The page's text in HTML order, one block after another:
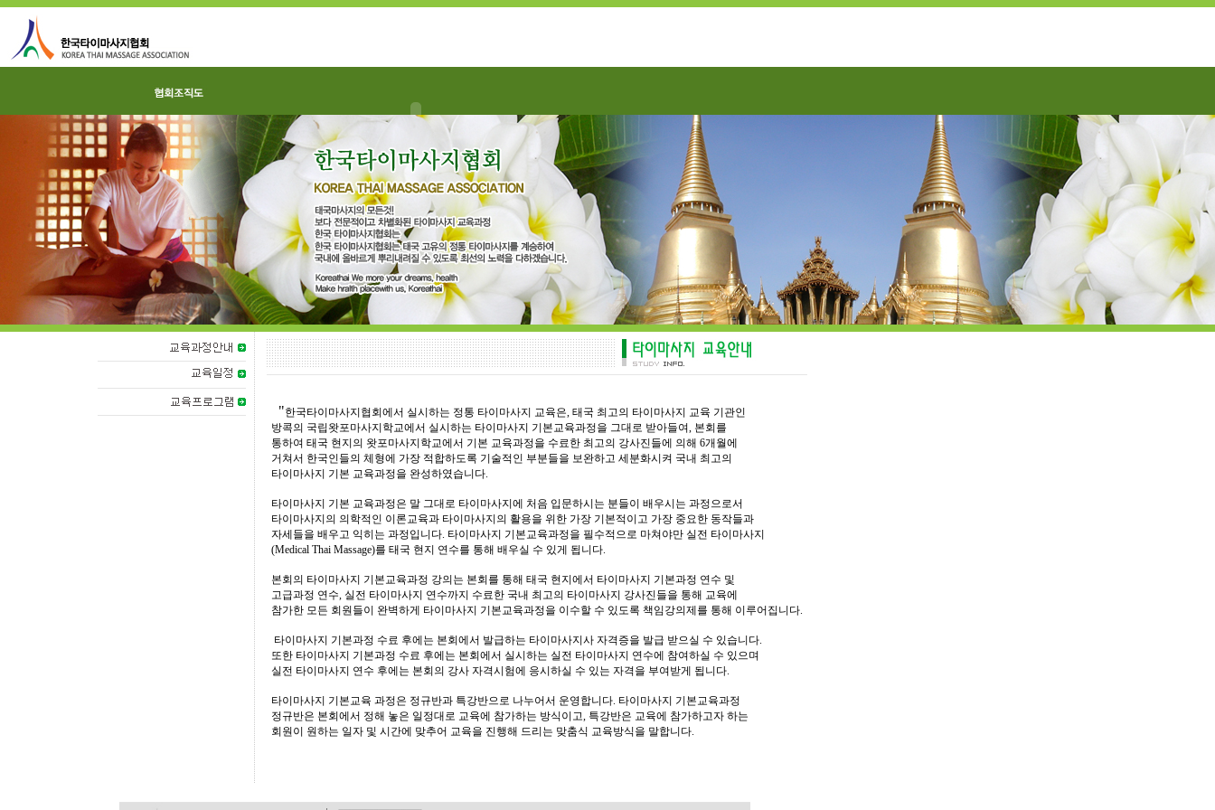
"한국타이마사지협회에서 실시하는 정통 타이마사지 교육은, 태국 최고의 타이마사지 교육 기관인
방콕의 국립왓포마사지학교에서 실시하는 타이마사지 기본교육과정을 그대로 받아들여, 본회를
통하여 태국 현지의 왓포마사지학교에서 기본 교육과정을 수료한 최고의 강사진들에 의해 6개월에
거쳐서 한국인들의 체형에 가장 적합하도록 기술적인 부분들을 보완하고 세분화시켜 국내 최고의
타이마사지 기본 교육과정을 완성하였습니다.
타이마사지 기본 교육과정은 말 그대로 타이마사지에 처음 입문하시는 분들이 배우시는 과정으로서
타이마사지의 의학적인 이론교육과 타이마사지의 활용을 위한 가장 기본적이고 가장 중요한 동작들과
자세들을 배우고 익히는 과정입니다. 타이마사지 기본교육과정을 필수적으로 마쳐야만 실전 타이마사지
(Medical Thai Massage)를 태국 현지 연수를 통해 배우실 수 있게 됩니다.
본회의 타이마사지 기본교육과정 강의는 본회를 통해 태국 현지에서 타이마사지 기본과정 연수 및
고급과정 연수, 실전 타이마사지 연수까지 수료한 국내 최고의 타이마사지 강사진들을 통해 교육에
참가한 모든 회원들이 완벽하게 타이마사지 기본교육과정을 이수할 수 있도록 책임강의제를 통해 이루어집니다.
타이마사지 기본과정 수료 후에는 본회에서 발급하는 타이마사지사 자격증을 발급 받으실 수 있습니다.
또한 타이마사지 기본과정 수료 후에는 본회에서 실시하는 실전 타이마사지 연수에 참여하실 수 있으며
실전 타이마사지 연수 후에는 본회의 강사 자격시험에 응시하실 수 있는 자격을 부여받게 됩니다.
타이마사지 기본교육 과정은 정규반과 특강반으로 나누어서 운영합니다. 타이마사지 기본교육과정
정규반은 본회에서 정해 놓은 일정대로 교육에 참가하는 방식이고, 특강반은 교육에 참가하고자 하는
회원이 원하는 일자 및 시간에 맞추어 교육을 진행해 드리는 맞춤식 교육방식을 말합니다.